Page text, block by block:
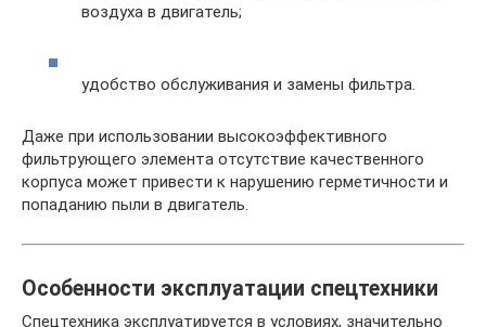
воздуха в двигатель;
удобство обслуживания и замены фильтра.
Даже при использовании высокоэффективного
фильтрующего элемента отсутствие качественного
корпуса может привести к нарушению герметичности и
попаданию пыли в двигатель.
Особенности эксплуатации спецтехники
Спецтехника эксплуатируется в условиях, значительно